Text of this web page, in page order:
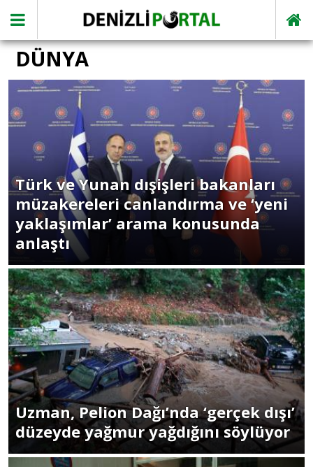
DÜNYA
Türk ve Yunan dışişleri bakanları
müzakereleri canlandırma ve ‘yeni
yaklaşımlar’ arama konusunda
anlaştı
Uzman, Pelion Dağı’nda ‘gerçek dışı’
düzeyde yağmur yağdığını söylüyor